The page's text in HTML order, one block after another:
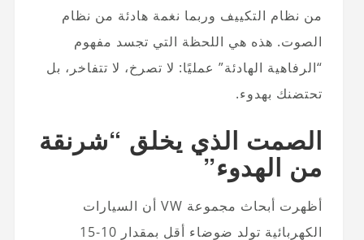
من نظام التكييف وربما نغمة هادئة من نظام
الصوت. هذه هي اللحظة التي تجسد مفهوم
“الرفاهية الهادئة” عمليًا: لا تصرخ، لا تتفاخر، بل
تحتضنك بهدوء.
الصمت الذي يخلق “شرنقة
من الهدوء”
أظهرت أبحاث مجموعة VW أن السيارات
الكهربائية تولد ضوضاء أقل بمقدار 10-15